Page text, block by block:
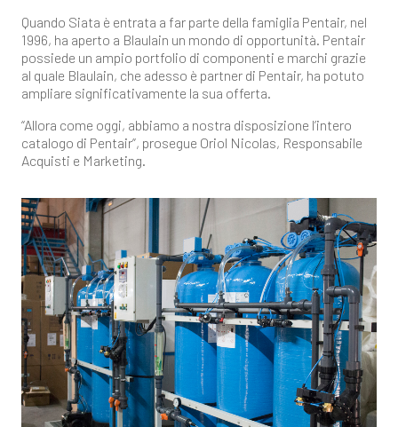
Quando Siata è entrata a far parte della famiglia Pentair, nel
1996, ha aperto a Blaulain un mondo di opportunità. Pentair
possiede un ampio portfolio di componenti e marchi grazie
al quale Blaulain, che adesso è partner di Pentair, ha potuto
ampliare significativamente la sua offerta.
“Allora come oggi, abbiamo a nostra disposizione l’intero
catalogo di Pentair”, prosegue Oriol Nicolas, Responsabile
Acquisti e Marketing.